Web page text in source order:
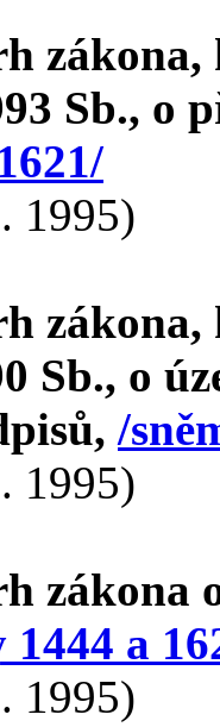
Sb., o
1995)
Sb., o
/
1995)
zákona
a
1995)